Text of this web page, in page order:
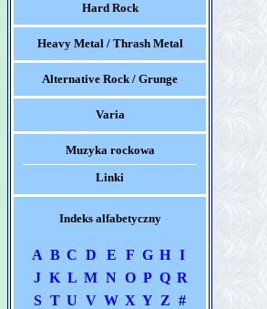
Hard Rock
Heavy Metal / Thrash Metal
Alternative Rock / Grunge
Varia
Muzyka rockowa
Linki
Indeks alfabetyczny
A B C D E F G H I
J K L M N O P Q R
S T U V W X Y Z #